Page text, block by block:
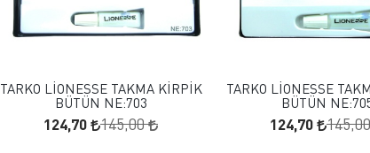
FAVORILERE EKLE
SEPETE EKLE
TARKO LİONESSE TAKMA KİRPİK
BÜTÜN NE:703
124,70 145,00
FAVORILERE
SEPETE EKLE
TARKO LİONESSE
BÜTÜN
124,70